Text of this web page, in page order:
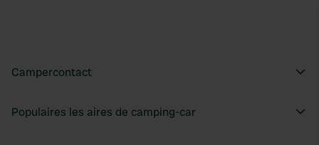
Campercontact
Populaires les aires de camping-car